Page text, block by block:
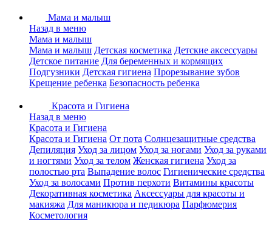
Мама и малыш
Назад в меню
Мама и малыш
Мама и малыш Детская косметика Детские аксессуары
Детское питание Для беременных и кормящих
Подгузники Детская гигиена Прорезывание зубов
Крещение ребенка Безопасность ребенка
Красота и Гигиена
Назад в меню
Красота и Гигиена
Красота и Гигиена От пота Солнцезащитные средства
Депиляция Уход за лицом Уход за ногами Уход за руками
и ногтями Уход за телом Женская гигиена Уход за
полостью рта Выпадение волос Гигиенические средства
Уход за волосами Против перхоти Витамины красоты
Декоративная косметика Аксессуары для красоты и
макияжа Для маникюра и педикюра Парфюмерия
Косметология